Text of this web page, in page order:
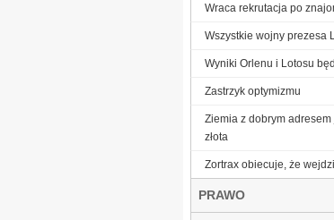
Wraca rekrutacja po
Wszystkie wojny prezesa
Wyniki Orlenu i Lotosu
Zastrzyk optymizmu
Ziemia z dobrym
złota
Zortrax obiecuje, że
PRAWO